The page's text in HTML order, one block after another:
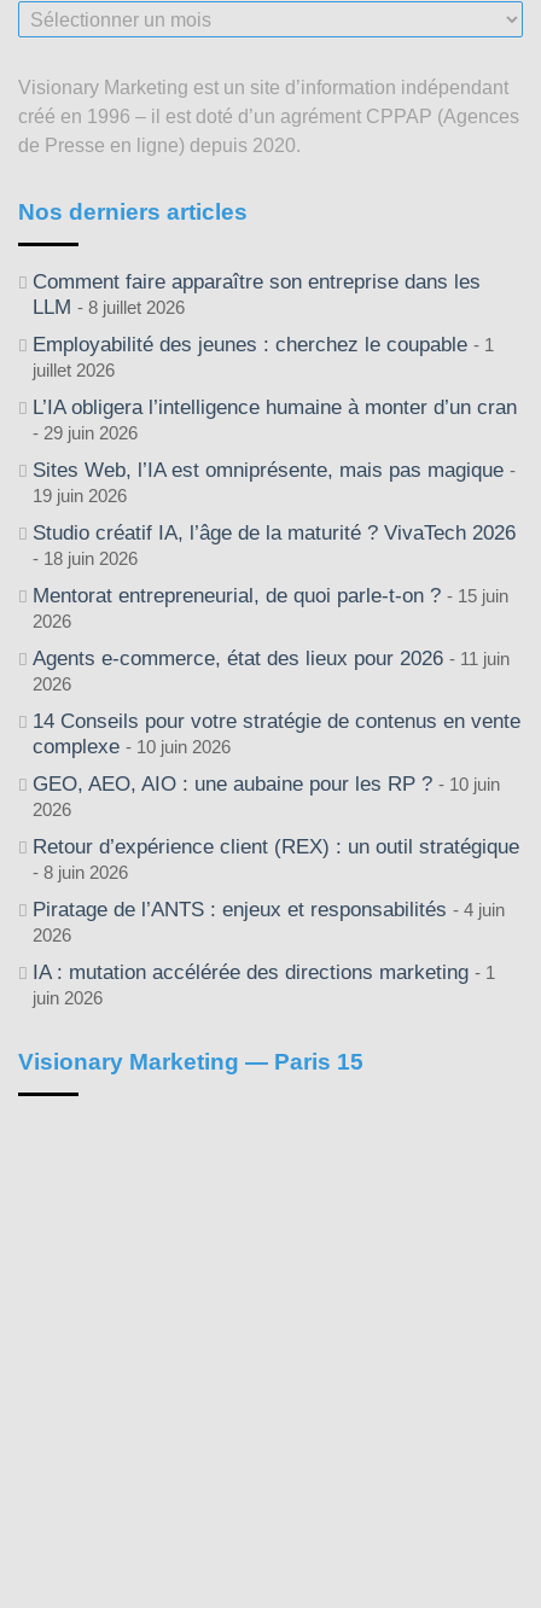
Nos
articles
2003
Visionary Marketing est un site d’information indépendant
créé en 1996 – il est doté d’un agrément CPPAP (Agences
de Presse en ligne) depuis 2020.
Nos derniers articles
Comment faire apparaître son entreprise dans les
LLM
8 juillet 2026
Employabilité des jeunes : cherchez le coupable
1
juillet 2026
L’IA obligera l’intelligence humaine à monter d’un cran
29 juin 2026
Sites Web, l’IA est omniprésente, mais pas magique
19 juin 2026
Studio créatif IA, l’âge de la maturité ? VivaTech 2026
18 juin 2026
Mentorat entrepreneurial, de quoi parle-t-on ?
15 juin
2026
Agents e-commerce, état des lieux pour 2026
11 juin
2026
14 Conseils pour votre stratégie de contenus en vente
complexe
10 juin 2026
GEO, AEO, AIO : une aubaine pour les RP ?
10 juin
2026
Retour d’expérience client (REX) : un outil stratégique
8 juin 2026
Piratage de l’ANTS : enjeux et responsabilités
4 juin
2026
IA : mutation accélérée des directions marketing
1
juin 2026
Visionary Marketing — Paris 15